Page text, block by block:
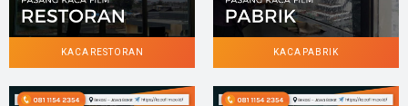
KACA RESTORAN KACA PABRIK